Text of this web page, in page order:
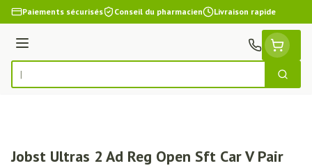
Aller au contenu
Paiements sécurisés Conseil du pharmacien Livraison rapide
Menu
Rechercher
Jobst Ultras 2 Ad Reg Open Sft Car V Pair